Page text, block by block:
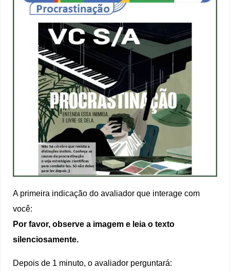
A primeira indicação do avaliador que interage com
você:
Por favor, observe a imagem e leia o texto
silenciosamente.
Depois de 1 minuto, o avaliador perguntará: